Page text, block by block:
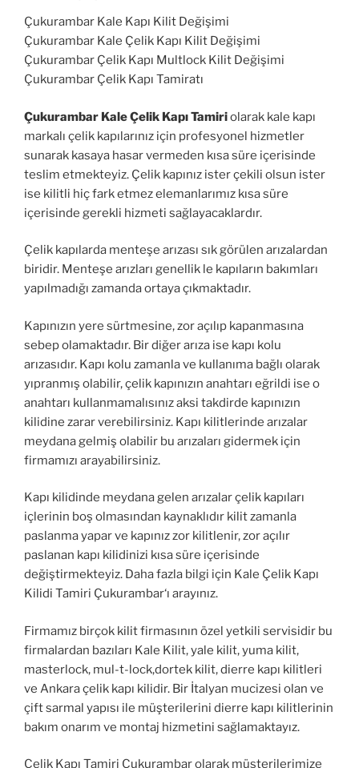
Çukurambar Kale Kapı Kilit Değişimi
Çukurambar Kale Çelik Kapı Kilit Değişimi
Çukurambar Çelik Kapı Multlock Kilit Değişimi
Çukurambar Çelik Kapı Tamiratı
Çukurambar Kale Çelik Kapı Tamiriolarak kale kapı
markalı çelik kapılarınız için profesyonel hizmetler
sunarak kasaya hasar vermeden kısa süre içerisinde
teslim etmekteyiz. Çelik kapınız ister çekili olsun ister
ise kilitli hiç fark etmez elemanlarımız kısa süre
içerisinde gerekli hizmeti sağlayacaklardır.
Çelik kapılarda menteşe arızası sık görülen arızalardan
biridir. Menteşe arızları genellik le kapıların bakımları
yapılmadığı zamanda ortaya çıkmaktadır.
Kapınızın yere sürtmesine, zor açılıp kapanmasına
sebep olamaktadır. Bir diğer arıza ise kapı kolu
arızasıdır. Kapı kolu zamanla ve kullanıma bağlı olarak
yıpranmış olabilir, çelik kapınızın anahtarı eğrildi ise o
anahtarı kullanmamalısınız aksi takdirde kapınızın
kilidine zarar verebilirsiniz. Kapı kilitlerinde arızalar
meydana gelmiş olabilir bu arızaları gidermek için
firmamızı arayabilirsiniz.
Kapı kilidinde meydana gelen arızalar çelik kapıları
içlerinin boş olmasından kaynaklıdır kilit zamanla
paslanma yapar ve kapınız zor kilitlenir, zor açılır
paslanan kapı kilidinizi kısa süre içerisinde
değiştirmekteyiz. Daha fazla bilgi için Kale Çelik Kapı
Kilidi Tamiri Çukurambar‘ı arayınız.
Firmamız birçok kilit firmasının özel yetkili servisidir bu
firmalardan bazıları Kale Kilit, yale kilit, yuma kilit,
masterlock, mul-t-lock,dortek kilit, dierre kapı kilitleri
ve Ankara çelik kapı kilidir. Bir İtalyan mucizesi olan ve
çift sarmal yapısı ile müşterilerini dierre kapı kilitlerinin
bakım onarım ve montaj hizmetini sağlamaktayız.
Çelik Kapı Tamiri Çukurambar olarak müşterilerimize